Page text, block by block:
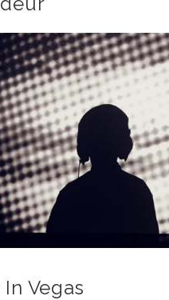
Vegas